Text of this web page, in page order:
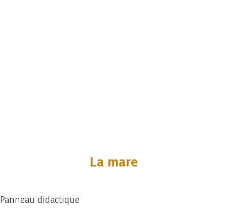
La mare
Panneau didactique